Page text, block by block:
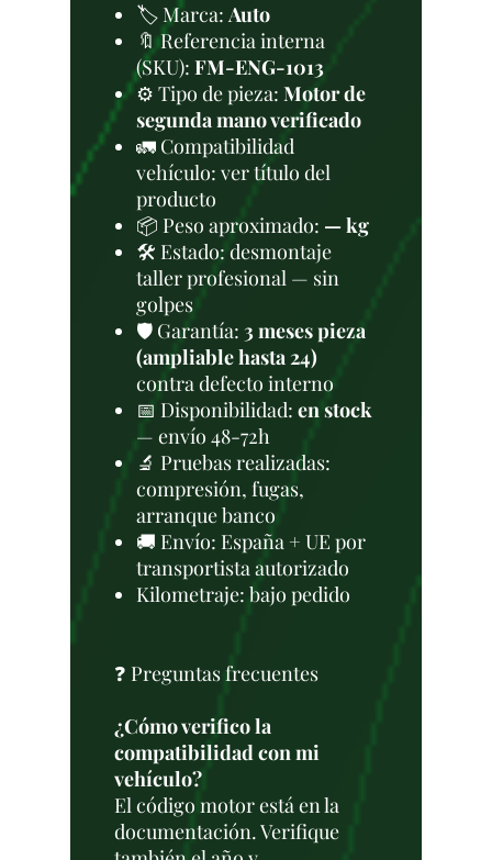
🏷️ Marca:Auto
🔖 Referencia interna
(SKU): FM-ENG-1013
⚙️ Tipo de pieza: Motor de
segunda mano verificado
🚛 Compatibilidad
vehículo: ver título del
producto
📦 Peso aproximado: — kg
🛠 Estado: desmontaje
taller profesional — sin
golpes
🛡️ Garantía: 3 meses pieza
(ampliable hasta 24)
contra defecto interno
📅 Disponibilidad: en stock
— envío 48-72h
🔬 Pruebas realizadas:
compresión, fugas,
arranque banco
🚚 Envío: España + UE por
transportista autorizado
Kilometraje: bajo pedido
❓ Preguntas frecuentes
¿Cómo verifico la
compatibilidad con mi
vehículo?
El código motor está en la
documentación. Verifique